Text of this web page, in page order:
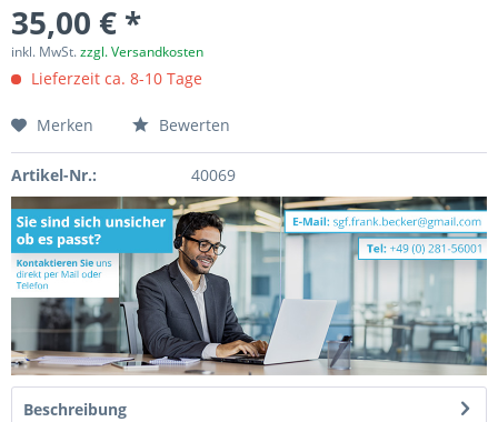
35,00 € *
inkl. MwSt.zzgl. Versandkosten
Lieferzeit ca. 8-10 Tage
Merken Bewerten
Artikel-Nr.: 40069
Beschreibung